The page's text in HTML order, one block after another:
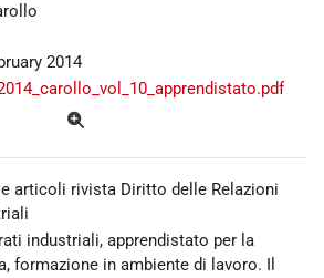
2014
articoli rivista Diritto delle Relazioni
industriali, apprendistato per la
formazione in ambiente di lavoro. Il